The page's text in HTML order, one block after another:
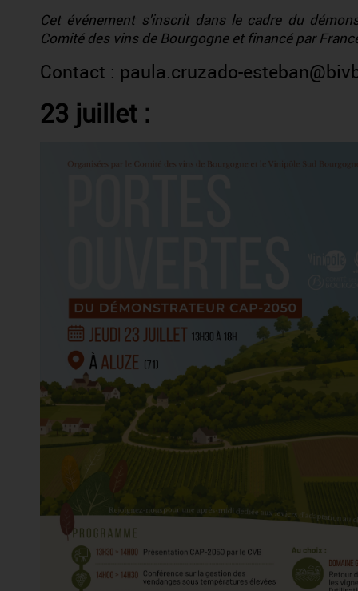
Cet événement s'inscrit dans le cadre du
Comité des vins de Bourgogne et financé par
Contact : paula.cruzado-
23 juillet :